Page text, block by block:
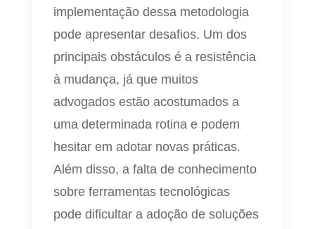
implementação dessa metodologia
pode apresentar desafios. Um dos
principais obstáculos é a resistência
à mudança, já que muitos
advogados estão acostumados a
uma determinada rotina e podem
hesitar em adotar novas práticas.
Além disso, a falta de conhecimento
sobre ferramentas tecnológicas
pode dificultar a adoção de soluções